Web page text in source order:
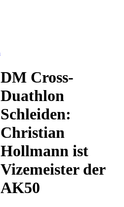
DM Cross-
Duathlon
Schleiden:
Christian
Hollmann ist
Vizemeister der
AK50